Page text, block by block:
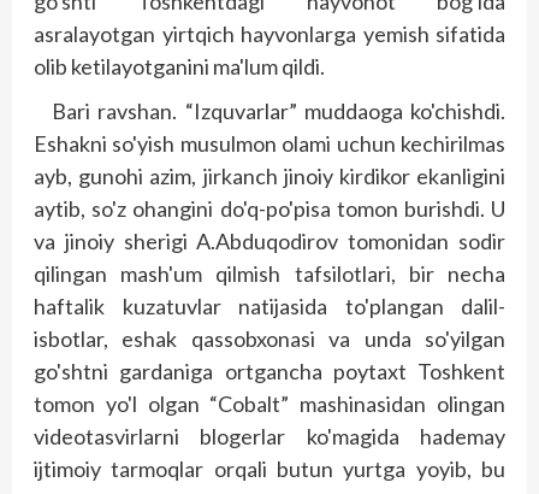
asralayotgan yirtqich hayvonlarga yemish sifatida
olib ketilayotganini ma'lum qildi.
Bari ravshan. “Izquvarlar” muddaoga ko'chishdi.
Eshakni so'yish musulmon olami uchun kechirilmas
ayb, gunohi azim, jirkanch jinoiy kirdikor ekanligini
aytib, so'z ohangini do'q-po'pisa tomon burishdi. U
va jinoiy sherigi A.Abduqodirov tomonidan sodir
qilingan mash'um qilmish tafsilotlari, bir necha
haftalik kuzatuvlar natijasida to'plangan dalil-
isbotlar, eshak qassobxonasi va unda so'yilgan
go'shtni gardaniga ortgancha poytaxt Toshkent
tomon yo'l olgan “Cobalt” mashinasidan olingan
videotasvirlarni blogerlar ko'magida hademay
ijtimoiy tarmoqlar orqali butun yurtga yoyib, bu